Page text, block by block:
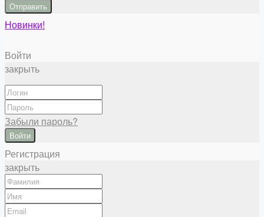
Отправить
Новинки!
Войти
закрыть
Забыли пароль?
Войти
Регистрация
закрыть